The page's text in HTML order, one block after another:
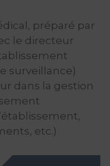
préparé par
le directeur
surveillance)
dans la gestion
etc.)